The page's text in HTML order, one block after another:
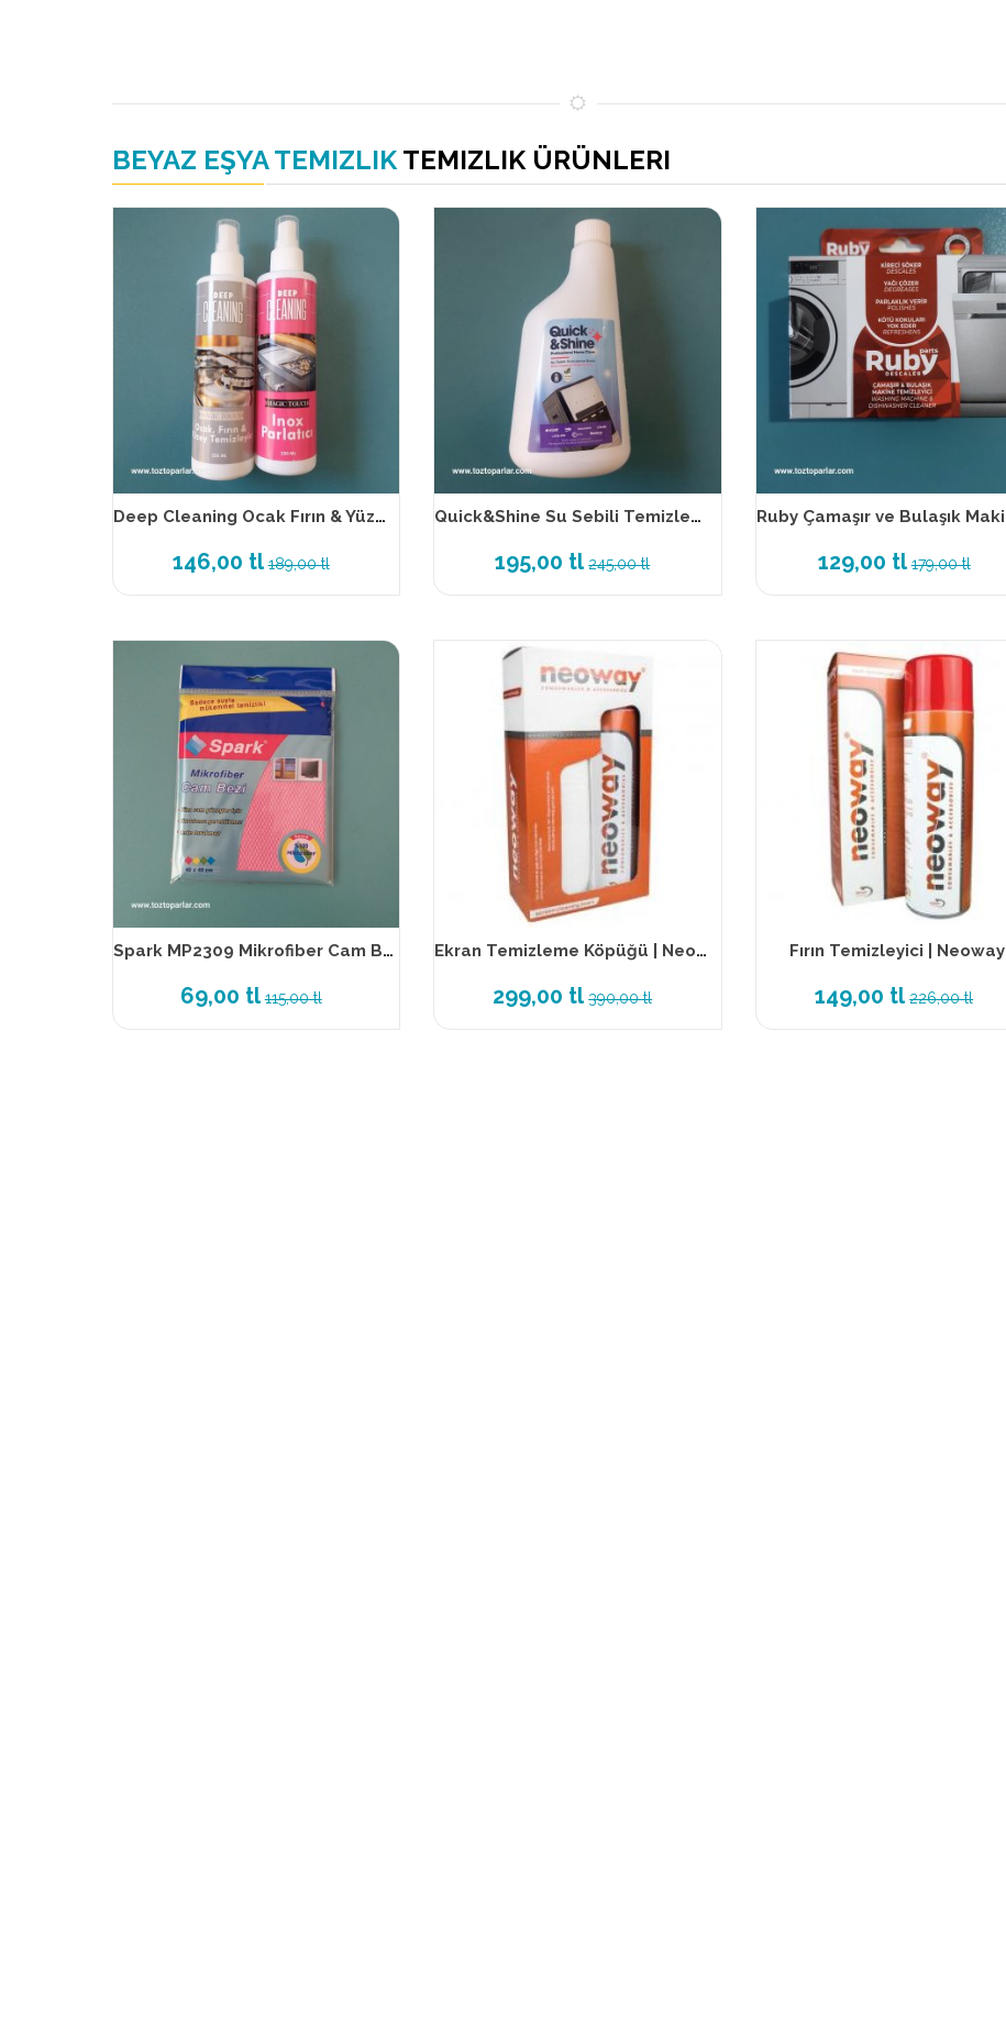
BEYAZ EŞYA TEMIZLIK TEMIZLIK ÜRÜNLERI
Deep Cleaning Ocak Fırın & Yüzey Temizleyici + Inox Parlatıcı 2’li Set 250 ml
146,00 tl189,00 tl
Quick&Shine Su Sebili Temizleme Sıvısı
195,00 tl245,00 tl 129,00 tl179,00 tl
Spark MP2309 Mikrofiber Cam Bezi 40x40 cm Poşetli
69,00 tl115,00 tl
Ekran Temizleme Köpüğü | Neoway
299,00 tl390,00 tl
Fırın Temizleyici | Neoway
149,00 tl226,00 tl